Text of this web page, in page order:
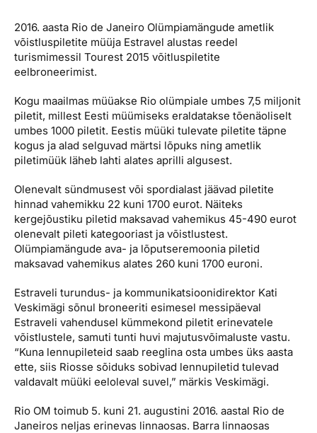
Airalo eSIM
Reisija meelespea
Platinum Club
Püsisoodustused
Boonuspunktid
Ettevõttest, kontaktid, reisikonsultandi teenus, tule
tööle, uudised...
Kontaktid
Reisikonsultandi teenus
Tule tööle
Uudised
2016. aasta Rio de Janeiro Olümpiamängude ametlik
võistluspiletite müüja Estravel alustas reedel
turismimessil Tourest 2015 võitluspiletite
eelbroneerimist.
Kogu maailmas müüakse Rio olümpiale umbes 7,5 miljonit
piletit, millest Eesti müümiseks eraldatakse tõenäoliselt
umbes 1000 piletit. Eestis müüki tulevate piletite täpne
kogus ja alad selguvad märtsi lõpuks ning ametlik
piletimüük läheb lahti alates aprilli algusest.
Olenevalt sündmusest või spordialast jäävad piletite
hinnad vahemikku 22 kuni 1700 eurot. Näiteks
kergejõustiku piletid maksavad vahemikus 45-490 eurot
olenevalt pileti kategooriast ja võistlustest.
Olümpiamängude ava- ja lõputseremoonia piletid
maksavad vahemikus alates 260 kuni 1700 euroni.
Estraveli turundus- ja kommunikatsioonidirektor Kati
Veskimägi sõnul broneeriti esimesel messipäeval
Estraveli vahendusel kümmekond piletit erinevatele
võistlustele, samuti tunti huvi majutusvõimaluste vastu.
“Kuna lennupileteid saab reeglina osta umbes üks aasta
ette, siis Riosse sõiduks sobivad lennupiletid tulevad
valdavalt müüki eeloleval suvel,” märkis Veskimägi.
Rio OM toimub 5. kuni 21. augustini 2016. aastal Rio de
Janeiros neljas erinevas linnaosas. Barra linnaosas